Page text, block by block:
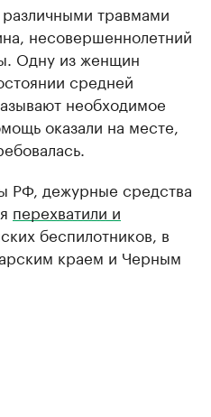
травмами
несовершеннолетний
Одну из женщин
средней
необходимое
оказали на месте,
РФ, дежурные средства
перехватили и
беспилотников, в
краем и Черным